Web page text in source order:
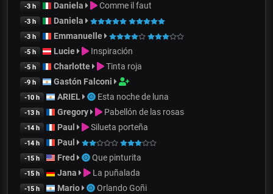
-3 h Daniela Comme il faut
-3 h Daniela
-3 h Emmanuelle
-5 h Lucie Inspiración
-5 h Charlotte Tinta roja
-9 h Gastón Falconi
-10 h ARIEL Esta noche de luna
-13 h Gregory Pabellón de las rosas
-14 h Paul Silueta porteña
-14 h Paul
-15 h Fred Que pinturita
-15 h Jana La puñalada
-15 h Mario Orlando Goñi